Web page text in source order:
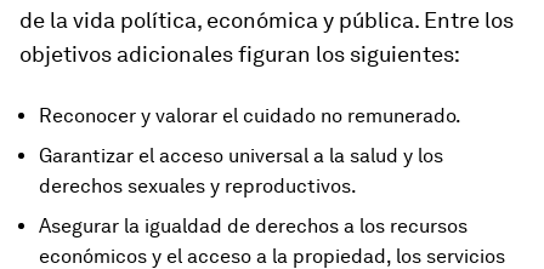
de la vida política, económica y pública. Entre los
objetivos adicionales figuran los siguientes:
Reconocer y valorar el cuidado no remunerado.
Garantizar el acceso universal a la salud y los
derechos sexuales y reproductivos.
Asegurar la igualdad de derechos a los recursos
económicos y el acceso a la propiedad, los servicios